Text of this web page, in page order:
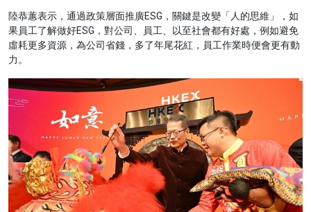
陸恭蕙表示，通過政策層面推廣ESG，關鍵是改變「人的思維」，如
果員工了解做好ESG，對公司、員工、以至社會都有好處，例如避免
虛耗更多資源，為公司省錢，多了年尾花紅，員工作業時便會更有動
力。